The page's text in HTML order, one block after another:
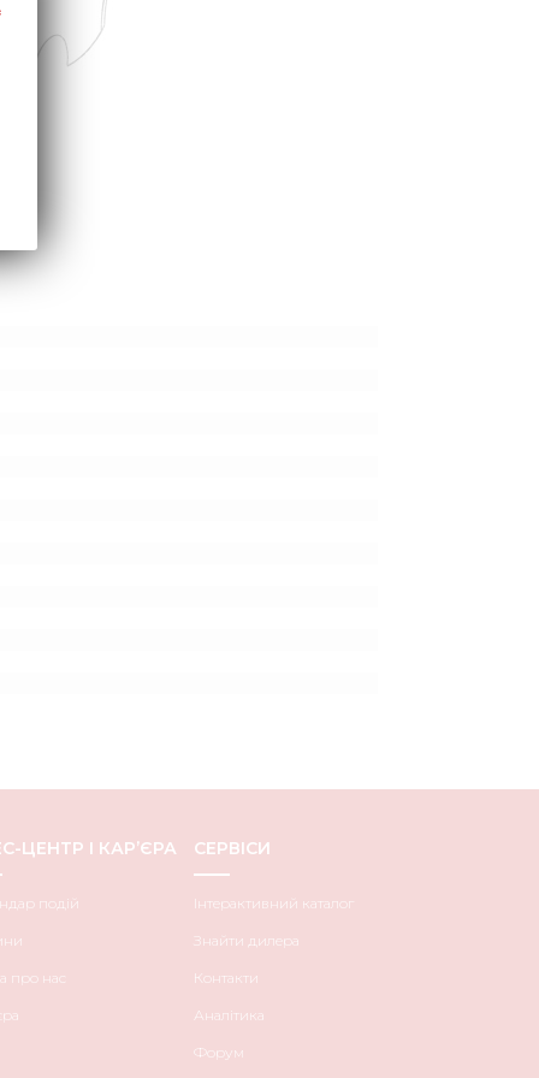
ЦЕНТР І КАР’ЄРА
подій
про нас
СЕРВІСИ
Інтерактивний каталог
Знайти дилера
Контакти
Аналітика
Форум